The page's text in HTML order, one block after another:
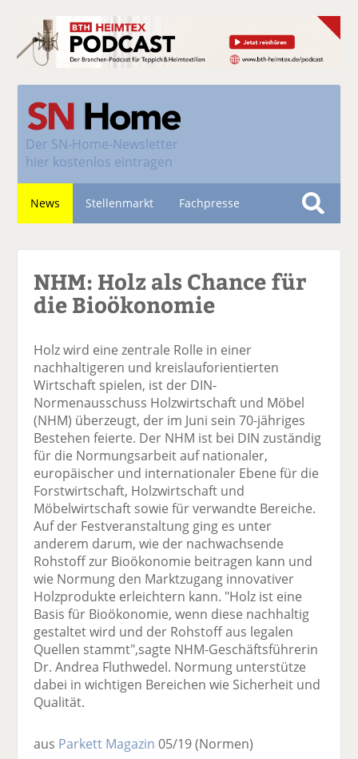
Der SN-Home-Newsletter
hier kostenlos eintragen
News Stellenmarkt Fachpresse
S
h
e
NHM: Holz als Chance für
die Bioökonomie
Holz wird eine zentrale Rolle in einer
nachhaltigeren und kreislauforientierten
Wirtschaft spielen, ist der DIN-
Normenausschuss Holzwirtschaft und Möbel
(NHM) überzeugt, der im Juni sein 70-jähriges
Bestehen feierte. Der NHM ist bei DIN zuständig
für die Normungsarbeit auf nationaler,
europäischer und internationaler Ebene für die
Forstwirtschaft, Holzwirtschaft und
Möbelwirtschaft sowie für verwandte Bereiche.
Auf der Festveranstaltung ging es unter
anderem darum, wie der nachwachsende
Rohstoff zur Bioökonomie beitragen kann und
wie Normung den Marktzugang innovativer
Holzprodukte erleichtern kann. "Holz ist eine
Basis für Bioökonomie, wenn diese nachhaltig
gestaltet wird und der Rohstoff aus legalen
Quellen stammt",sagte NHM-Geschäftsführerin
Dr. Andrea Fluthwedel. Normung unterstütze
dabei in wichtigen Bereichen wie Sicherheit und
Qualität.
aus Parkett Magazin 05/19(Normen)